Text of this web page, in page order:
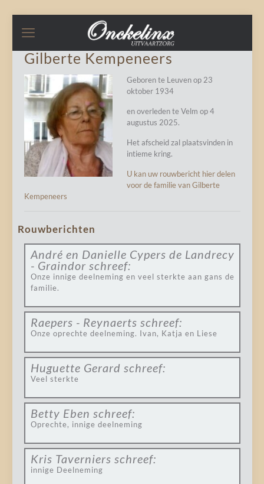
Gilberte Kempeneers
Geboren te Leuven op 23
oktober 1934
en overleden te Velm op 4
augustus 2025.
Het afscheid zal plaatsvinden in
intieme kring.
U kan uw rouwbericht hier delen
voor de familie van Gilberte
Kempeneers
Rouwberichten
André en Danielle Cypers de Landrecy
- Graindor schreef:
Onze innige deelneming en veel sterkte aan gans de
familie.
Raepers - Reynaerts schreef:
Onze oprechte deelneming. Ivan, Katja en Liese
Huguette Gerard schreef:
Veel sterkte
Betty Eben schreef:
Oprechte, innige deelneming
Kris Taverniers schreef:
innige Deelneming